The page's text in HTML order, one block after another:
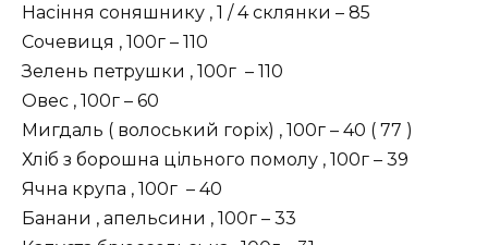
Насіння соняшнику , 1 / 4 склянки – 85
Сочевиця , 100г – 110
Зелень петрушки , 100г – 110
Овес , 100г – 60
Мигдаль ( волоський горіх) , 100г – 40 ( 77 )
Хліб з борошна цільного помолу , 100г – 39
Ячна крупа , 100г – 40
Банани , апельсини , 100г – 33